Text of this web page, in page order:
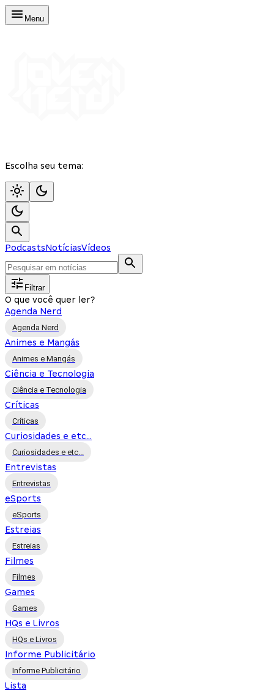
Menu
Escolha seu tema:
PodcastsNotíciasVídeos
Filtrar
O que você quer ler?
Agenda Nerd
Agenda Nerd
Animes e Mangás
Animes e Mangás
Ciência e Tecnologia
Ciência e Tecnologia
Críticas
Críticas
Curiosidades e etc...
Curiosidades e etc...
Entrevistas
Entrevistas
eSports
eSports
Estreias
Estreias
Filmes
Filmes
Games
Games
HQs e Livros
HQs e Livros
Informe Publicitário
Informe Publicitário
Lista